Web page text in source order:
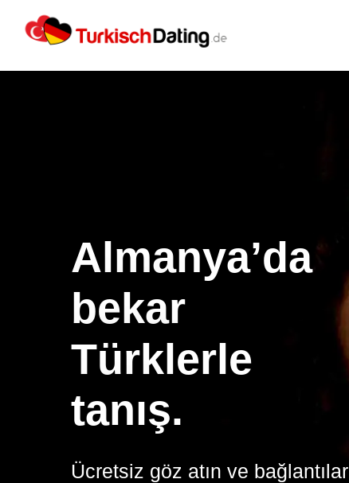
Almanya’da
bekar
Türklerle
tanış.
Ücretsiz göz atın ve bağlantılar